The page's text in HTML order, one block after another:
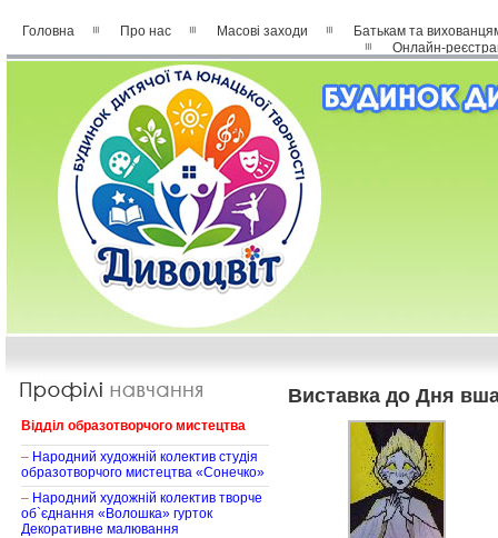
Головна Про нас Масові заходи
Батькам та
Онлайн-
Виставка до Дня
Відділ образотворчого мистецтва
– Народний художній колектив студія
образотворчого мистецтва «Сонечко»
– Народний художній колектив творче
об`єднання «Волошка» гурток
Декоративне малювання